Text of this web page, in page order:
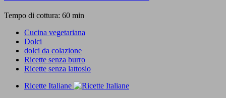
Tempo di cottura: 60 min
Cucina vegetariana
Dolci
dolci da colazione
Ricette senza burro
Ricette senza lattosio
Ricette Italiane